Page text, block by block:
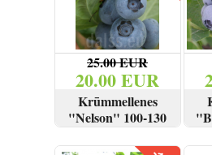
25.00 EUR
20.00 EUR
Krūmmellenes
"Nelson" 100-130
cm
SKATĪT PIRKT